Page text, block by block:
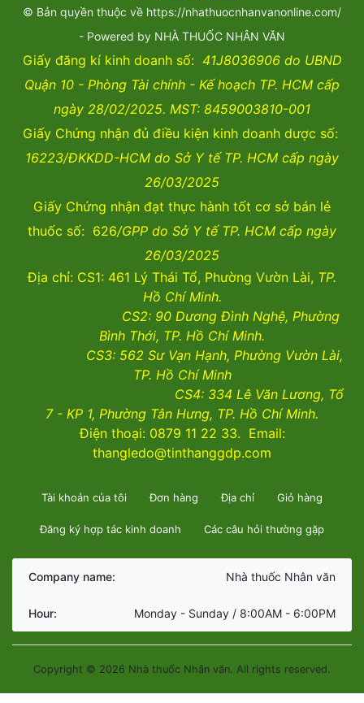
© Bản quyền thuộc về https://nhathuocnhanvanonline.com/
- Powered by NHÀ THUỐC NHÂN VĂN
Giấy đăng kí kinh doanh số: 41J8036906 do UBND
Quận 10 - Phòng Tài chính - Kế hoạch TP. HCM cấp
ngày 28/02/2025. MST: 8459003810-001
Giấy Chứng nhận đủ điều kiện kinh doanh dược số:
16223/ĐKKDD-HCM do Sở Y tế TP. HCM cấp ngày
26/03/2025
Giấy Chứng nhận đạt thực hành tốt cơ sở bán lẻ
thuốc số: 626/GPP do Sở Y tế TP. HCM cấp ngày
26/03/2025
Địa chỉ: CS1: 461 Lý Thái Tổ, Phường Vườn Lài, TP.
Hồ Chí Minh.
CS2: 90 Dương Đình Nghệ, Phường
Bình Thới, TP. Hồ Chí Minh.
CS3: 562 Sư Vạn Hạnh, Phường Vườn Lài,
TP. Hồ Chí Minh
CS4: 334 Lê Văn Lương, Tổ
7 - KP 1, Phường Tân Hưng, TP. Hồ Chí Minh.
Điện thoại: 0879 11 22 33. Email:
thangledo@tinthanggdp.com
Tài khoản của tôi Đơn hàng Địa chỉ Giỏ hàng
Đăng ký hợp tác kinh doanh Các câu hỏi thường gặp
Company name: Nhà thuốc Nhân văn
Hour: Monday - Sunday / 8:00AM - 6:00PM
Copyright © 2026 Nhà thuốc Nhân văn. All rights reserved.